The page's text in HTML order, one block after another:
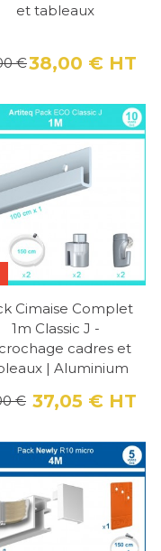
et tableaux
38,00 € HT
€
Cimaise Complet
1m Classic J -
cadres et
| Aluminium
37,05 € HT
€